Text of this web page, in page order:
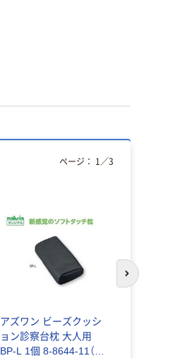
アズワン ビーズクッシ
ョン診察台枕 大人用
BP-L 1個 8-8644-11（直
ページ： 1 ／3
次のスライド